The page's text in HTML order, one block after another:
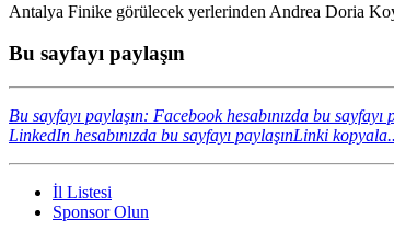
Antalya Finike görülecek yerlerinden Andrea Doria
Bu sayfayı paylaşın
Bu sayfayı paylaşın: Facebook hesabınızda bu sayfayı
LinkedIn hesabınızda bu sayfayı paylaşınLinki
İl Listesi
Sponsor Olun